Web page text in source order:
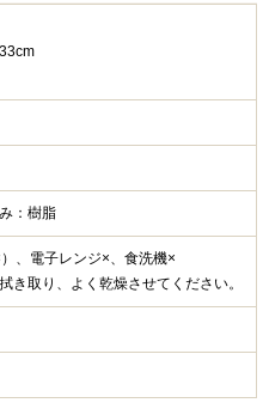
：樹脂
、電子レンジ×、食洗機×
き取り、よく乾燥させてください。